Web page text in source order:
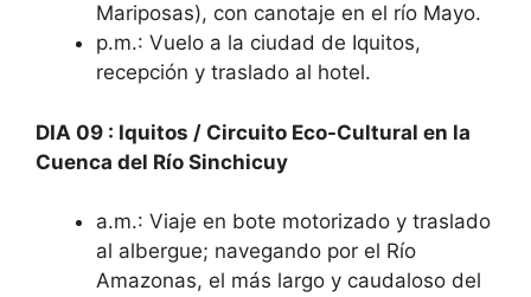
Mariposas), con canotaje en el río Mayo.
p.m.: Vuelo a la ciudad de Iquitos,
recepción y traslado al hotel.
DIA 09 : Iquitos / Circuito Eco-Cultural en la
Cuenca del Río Sinchicuy
a.m.: Viaje en bote motorizado y traslado
al albergue; navegando por el Río
Amazonas, el más largo y caudaloso del